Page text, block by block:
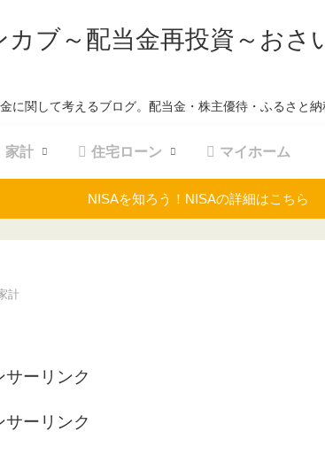
カブ～配当金再投資～おさ
に関して考えるブログ。配当金・株主優待・ふるさと納
家計 住宅ローン マイホーム
NISAを知ろう！NISAの詳細はこちら
計
サーリンク
サーリンク